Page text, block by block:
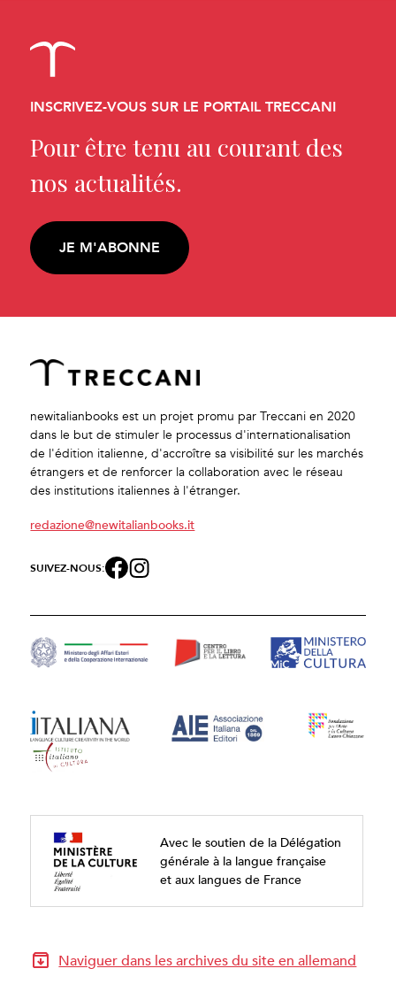
INSCRIVEZ-VOUS SUR LE PORTAIL TRECCANI
Pour être tenu au courant des
nos actualités.
JE M'ABONNE
newitalianbooks est un projet promu par Treccani en 2020
dans le but de stimuler le processus d'internationalisation
de l'édition italienne, d'accroître sa visibilité sur les marchés
étrangers et de renforcer la collaboration avec le réseau
des institutions italiennes à l'étranger.
redazione@newitalianbooks.it
SUIVEZ-NOUS:
Avec le soutien de la Délégation
générale à la langue française
et aux langues de France
Naviguer dans les archives du site en allemand